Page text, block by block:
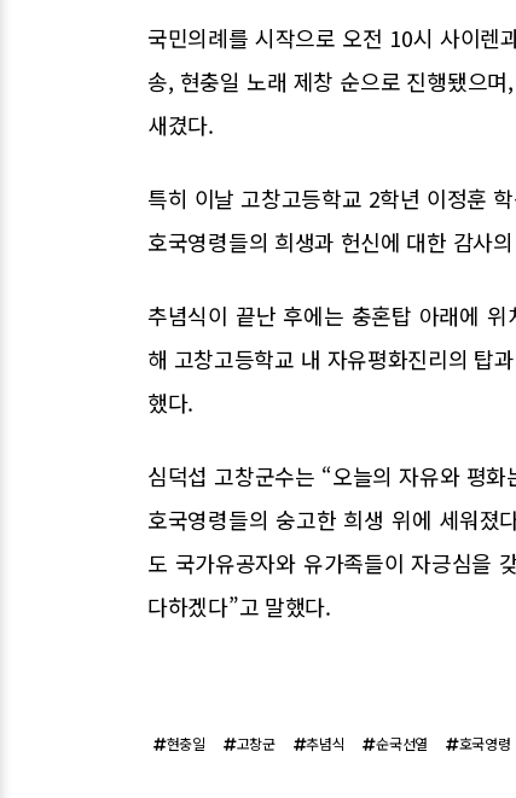
국민의례를 시작으로 오전 10시 사이렌
송, 현충일 노래 제창 순으로 진행됐으
새겼다.
특히 이날 고창고등학교 2학년 이정훈
호국영령들의 희생과 헌신에 대한 감사
추념식이 끝난 후에는 충혼탑 아래에
해 고창고등학교 내 자유평화진리의 탑
했다.
심덕섭 고창군수는 “오늘의 자유와 평
호국영령들의 숭고한 희생 위에 세워졌
도 국가유공자와 유가족들이 자긍심을
다하겠다”고 말했다.
현충일 고창군 추념식 순국선열 호국영령